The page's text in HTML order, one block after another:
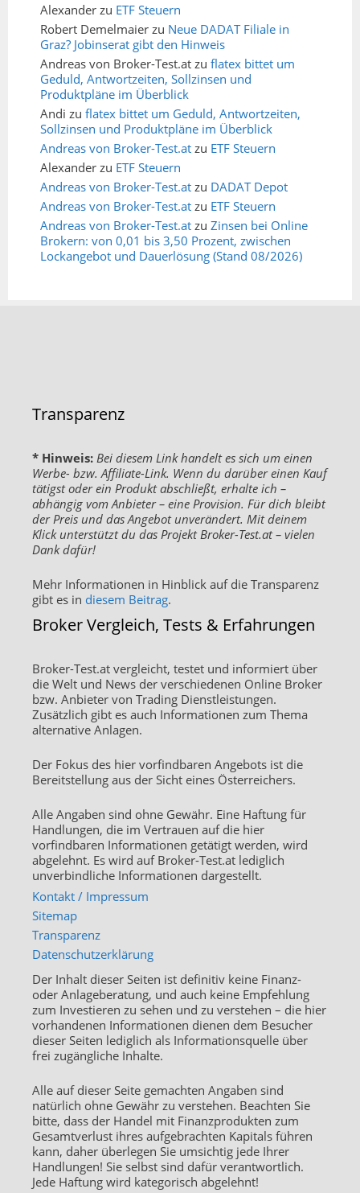
Alexander zu ETF Steuern
Robert Demelmaier zu Neue DADAT Filiale in
Graz? Jobinserat gibt den Hinweis
Andreas von Broker-Test.at zu flatex bittet um
Geduld, Antwortzeiten, Sollzinsen und
Produktpläne im Überblick
Andi zu flatex bittet um Geduld, Antwortzeiten,
Sollzinsen und Produktpläne im Überblick
Andreas von Broker-Test.at zu ETF Steuern
Alexander zu ETF Steuern
Andreas von Broker-Test.at zu DADAT Depot
Andreas von Broker-Test.at zu ETF Steuern
Andreas von Broker-Test.at zu Zinsen bei Online
Brokern: von 0,01 bis 3,50 Prozent, zwischen
Lockangebot und Dauerlösung (Stand 08/2026)
Transparenz
* Hinweis: Bei diesem Link handelt es sich um einen
Werbe- bzw. Affiliate-Link. Wenn du darüber einen Kauf
tätigst oder ein Produkt abschließt, erhalte ich –
abhängig vom Anbieter – eine Provision. Für dich bleibt
der Preis und das Angebot unverändert. Mit deinem
Klick unterstützt du das Projekt Broker-Test.at – vielen
Dank dafür!
Mehr Informationen in Hinblick auf die Transparenz
gibt es in diesem Beitrag.
Broker Vergleich, Tests & Erfahrungen
Broker-Test.at vergleicht, testet und informiert über
die Welt und News der verschiedenen Online Broker
bzw. Anbieter von Trading Dienstleistungen.
Zusätzlich gibt es auch Informationen zum Thema
alternative Anlagen.
Der Fokus des hier vorfindbaren Angebots ist die
Bereitstellung aus der Sicht eines Österreichers.
Alle Angaben sind ohne Gewähr. Eine Haftung für
Handlungen, die im Vertrauen auf die hier
vorfindbaren Informationen getätigt werden, wird
abgelehnt. Es wird auf Broker-Test.at lediglich
unverbindliche Informationen dargestellt.
Kontakt / Impressum
Sitemap
Transparenz
Datenschutzerklärung
Der Inhalt dieser Seiten ist definitiv keine Finanz-
oder Anlageberatung, und auch keine Empfehlung
zum Investieren zu sehen und zu verstehen – die hier
vorhandenen Informationen dienen dem Besucher
dieser Seiten lediglich als Informationsquelle über
frei zugängliche Inhalte.
Alle auf dieser Seite gemachten Angaben sind
natürlich ohne Gewähr zu verstehen. Beachten Sie
bitte, dass der Handel mit Finanzprodukten zum
Gesamtverlust ihres aufgebrachten Kapitals führen
kann, daher überlegen Sie umsichtig jede Ihrer
Handlungen! Sie selbst sind dafür verantwortlich.
Jede Haftung wird kategorisch abgelehnt!